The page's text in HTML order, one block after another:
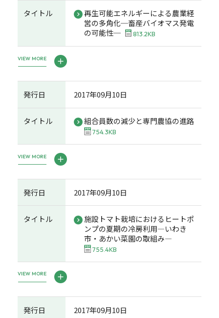
タイトル
再生可能エネルギーによる農業経
営の多角化─畜産バイオマス発電
の可能性─
813.2KB
VIEW MORE
発行日 2017年09月10日
タイトル 組合員数の減少と専門農協の進路
754.3KB
VIEW MORE
発行日 2017年09月10日
タイトル
施設トマト栽培におけるヒートポ
ンプの夏期の冷房利用―いわき
市・あかい菜園の取組み―
755.4KB
VIEW MORE
発行日 2017年09月10日